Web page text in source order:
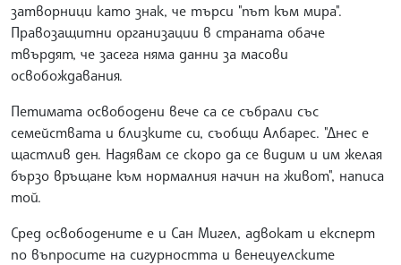
затворници като знак, че търси "път към мира".
Правозащитни организации в страната обаче
твърдят, че засега няма данни за масови
освобождавания.
Петимата освободени вече са се събрали със
семействата и близките си, съобщи Албарес. "Днес е
щастлив ден. Надявам се скоро да се видим и им желая
бързо връщане към нормалния начин на живот", написа
той.
Сред освободените е и Сан Мигел, адвокат и експерт
по въпросите на сигурността и венецуелските